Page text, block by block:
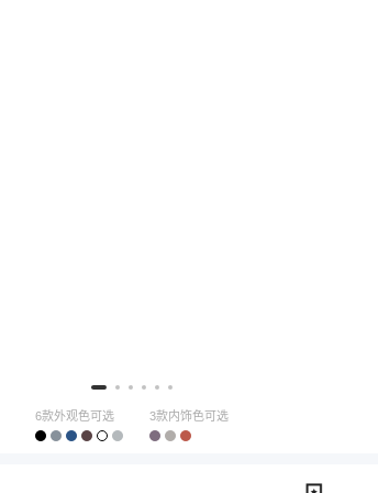
6款外观色可选 3款内饰色可选